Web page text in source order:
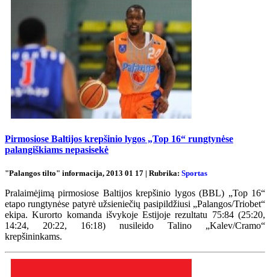
Pirmosiose Baltijos krepšinio lygos „Top 16“ rungtynėse
palangiškiams nepasisekė
"Palangos tilto" informacija, 2013 01 17 | Rubrika: Sportas
Pralaimėjimą pirmosiose Baltijos krepšinio lygos (BBL) „Top 16“
etapo rungtynėse patyrė užsieniečių pasipildžiusi „Palangos/Triobet“
ekipa. Kurorto komanda išvykoje Estijoje rezultatu 75:84 (25:20,
14:24, 20:22, 16:18) nusileido Talino „Kalev/Cramo“
krepšininkams.